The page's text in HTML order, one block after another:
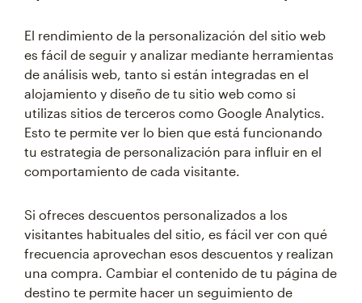
El rendimiento de la personalización del sitio web
es fácil de seguir y analizar mediante herramientas
de análisis web, tanto si están integradas en el
alojamiento y diseño de tu sitio web como si
utilizas sitios de terceros como Google Analytics.
Esto te permite ver lo bien que está funcionando
tu estrategia de personalización para influir en el
comportamiento de cada visitante.
Si ofreces descuentos personalizados a los
visitantes habituales del sitio, es fácil ver con qué
frecuencia aprovechan esos descuentos y realizan
una compra. Cambiar el contenido de tu página de
destino te permite hacer un seguimiento de